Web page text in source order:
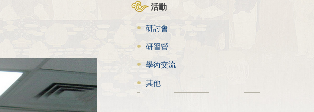
活動
研討會
研習營
學術交流
其他